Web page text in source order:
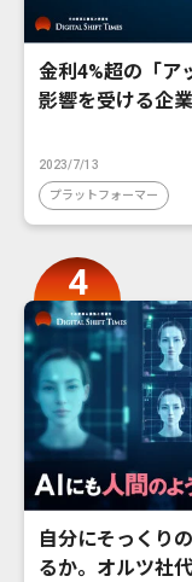
金利4%超の「ア
影響を受ける企
2023/7/13
プラットフォーマー
自分にそっくり
るか。オルツ社